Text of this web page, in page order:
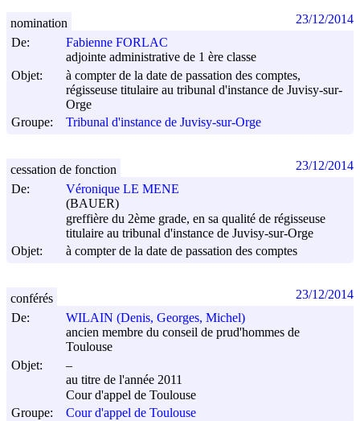
De:
Fabienne FORLAC
adjointe administrative de 1 ère classe
Objet:
à compter de la date de passation des comptes,
régisseuse titulaire au tribunal d'instance de Juvisy-sur-
Orge
Groupe:
Tribunal d'instance de Juvisy-sur-Orge
nomination 23/12/2014
De:
Véronique LE MENE
(BAUER)
greffière du 2ème grade, en sa qualité de régisseuse
titulaire au tribunal d'instance de Juvisy-sur-Orge
Objet:
à compter de la date de passation des comptes
cessation de fonction 23/12/2014
De:
WILAIN (Denis, Georges, Michel)
ancien membre du conseil de prud'hommes de
Toulouse
Objet:
–
au titre de l'année 2011
Cour d'appel de Toulouse
Groupe:
Cour d'appel de Toulouse
conférés 23/12/2014